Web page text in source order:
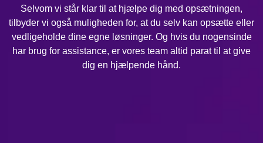
Selvom vi står klar til at hjælpe dig med opsætningen,
tilbyder vi også muligheden for, at du selv kan opsætte eller
vedligeholde dine egne løsninger. Og hvis du nogensinde
har brug for assistance, er vores team altid parat til at give
dig en hjælpende hånd.